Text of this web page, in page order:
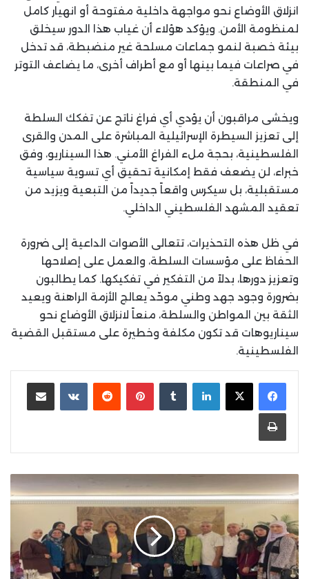
انزلاق الأوضاع نحو مواجهة داخلية مفتوحة أو انهيار كامل
لمنظومة الأمن. ويؤكد هؤلاء أن غياب هذا الدور سيخلق
بيئة خصبة لنمو جماعات مسلحة غير منضبطة، قد تدخل
في صراعات فيما بينها أو مع أطراف أخرى، ما يضاعف التوتر
في المنطقة.
ويخشى مراقبون أن يؤدي أي فراغ ناتج عن تفكك السلطة
إلى تعزيز السيطرة الإسرائيلية المباشرة على المدن والقرى
الفلسطينية، بحجة ملء الفراغ الأمني. هذا السيناريو، وفق
خبراء، لن يضعف فقط إمكانية تحقيق أي تسوية سياسية
مستقبلية، بل سيكرس واقعاً جديداً من التبعية ويزيد من
تعقيد المشهد الفلسطيني الداخلي.
في ظل هذه التحذيرات، تتعالى الأصوات الداعية إلى ضرورة
الحفاظ على مؤسسات السلطة، والعمل على إصلاحها
وتعزيز دورها، بدلاً من التفكير في تفكيكها. كما يطالبون
بضرورة وجود جهد وطني موحّد يعالج الأزمة الراهنة ويعيد
الثقة بين المواطن والسلطة، منعاً لانزلاق الأوضاع نحو
سيناريوهات قد تكون مكلفة وخطيرة على مستقبل القضية
الفلسطينية.
لينكدإن بينتيريست مشاركة عبر البريد
طباعة